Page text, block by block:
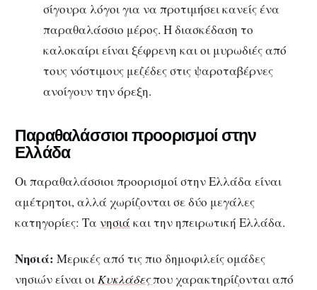
σίγουρα λόγοι για να προτιμήσει κανείς ένα
παραθαλάσσιο μέρος. Η διασκέδαση το
καλοκαίρι είναι ξέφρενη και οι μυρωδιές από
τους νόστιμους μεζέδες στις ψαροταβέρνες
ανοίγουν την όρεξη.
Παραθαλάσσιοι προορισμοί στην
Ελλάδα
Οι παραθαλάσσιοι προορισμοί στην Ελλάδα είναι
αμέτρητοι, αλλά χωρίζονται σε δύο μεγάλες
κατηγορίες: Τα νησιά και την ηπειρωτική Ελλάδα.
Νησιά: Μερικές από τις πιο δημοφιλείς ομάδες
νησιών είναι οιΚυκλάδεςπου χαρακτηρίζονται από